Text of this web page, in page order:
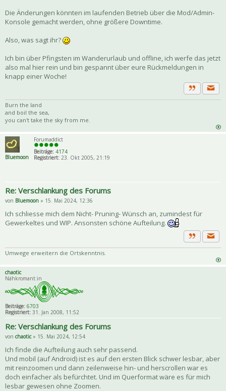
Die Änderungen könnten im laufenden Betrieb über die Mod/Admin-
Konsole gemacht werden, ohne größere Downtime.
Also, was sagt ihr?
Ich bin über Pfingsten im Wanderurlaub und offline, ich werfe das jetzt
also mal hier rein und bin gespannt über eure Rückmeldungen in
knapp einer Woche!
Zitat
Burn the land
and boil the sea,
you can't take the sky from me.
Bluemoon
Forumaddict
Beiträge: 4174
Registriert: 23. Okt 2005, 21:19
Re: Verschlankung des Forums
von Bluemoon » 15. Mai 2024, 12:36
Ich schliesse mich dem Nicht- Pruning- Wünsch an, zumindest für
Gewerkeltes und WIP. Ansonsten schöne Aufteilung.
Zitat
Umwege erweitern die Ortskenntnis.
chaotic
Nähkromant:in
Beiträge: 6703
Registriert: 31. Jan 2008, 11:52
Re: Verschlankung des Forums
von chaotic» 15. Mai 2024, 12:54
Ich finde die Aufteilung auch sehr passend.
Und mobil (auf Android) ist es auf den ersten Blick schwer lesbar, aber
mit reinzoomen und dann zeilenweise hin- und herscrollen war es
doch einfacher als befürchtet. Und im Querformat wäre es für mich
lesbar gewesen ohne Zoomen.